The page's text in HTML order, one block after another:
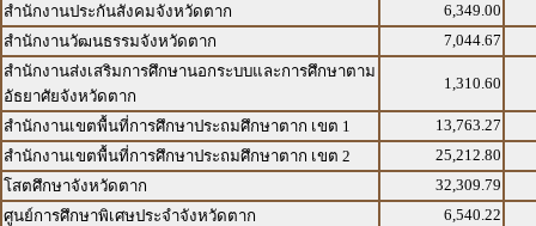
สำนักงานประกันสังคมจังหวัดตาก
6,349.00
สำนักงานวัฒนธรรมจังหวัดตาก
7,044.67
สำนักงานส่งเสริมการศึกษานอกระบบและการศึกษาตาม
อัธยาศัยจังหวัดตาก
1,310.60
สำนักงานเขตพื้นที่การศึกษาประถมศึกษาตาก เขต 1
13,763.27
สำนักงานเขตพื้นที่การศึกษาประถมศึกษาตาก เขต 2
25,212.80
โสตศึกษาจังหวัดตาก
32,309.79
ศูนย์การศึกษาพิเศษประจำจังหวัดตาก
6,540.22